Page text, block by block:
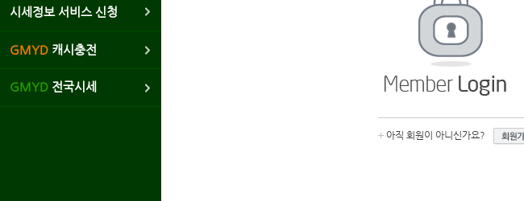
시세정보 서비스 신청
GMYD 캐시충전
GMYD 전국시세
아직 회원이 아니신가요?